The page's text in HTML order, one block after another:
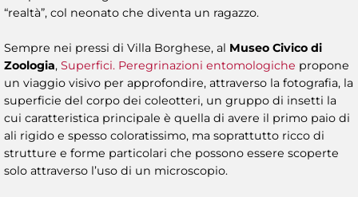
“realtà”, col neonato che diventa un ragazzo.
Sempre nei pressi di Villa Borghese, al Museo Civico di
Zoologia, Superfici. Peregrinazioni entomologiche propone
un viaggio visivo per approfondire, attraverso la fotografia, la
superficie del corpo dei coleotteri, un gruppo di insetti la
cui caratteristica principale è quella di avere il primo paio di
ali rigido e spesso coloratissimo, ma soprattutto ricco di
strutture e forme particolari che possono essere scoperte
solo attraverso l’uso di un microscopio.